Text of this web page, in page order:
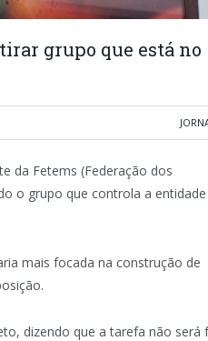
grupo que está no
da Fetems (Federação dos
o grupo que controla a entidade
mais focada na construção de
dizendo que a tarefa não será